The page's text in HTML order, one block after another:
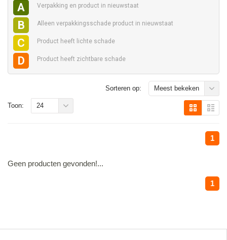
A Verpakking en product in nieuwstaat
B Alleen verpakkingsschade product in nieuwstaat
C Product heeft lichte schade
D Product heeft zichtbare schade
Sorteren op: Meest bekeken
1
Toon: 24
Geen producten gevonden!...
1